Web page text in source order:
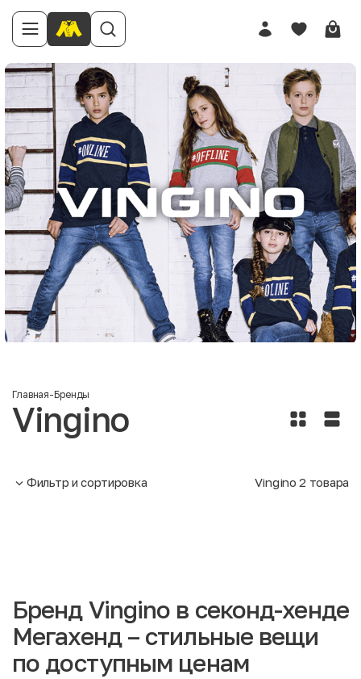
Главная-Бренды
Vingino
Фильтр и сортировка Vingino2 товара
Бренд Vingino в секонд-хенде
Мегахенд – стильные вещи
по доступным ценам